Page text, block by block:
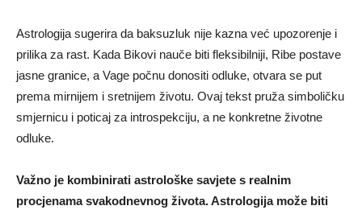
Astrologija sugerira da baksuzluk nije kazna već upozorenje i
prilika za rast. Kada Bikovi nauče biti fleksibilniji, Ribe postave
jasne granice, a Vage počnu donositi odluke, otvara se put
prema mirnijem i sretnijem životu. Ovaj tekst pruža simboličku
smjernicu i poticaj za introspekciju, a ne konkretne životne
odluke.
Važno je kombinirati astrološke savjete s realnim
procjenama svakodnevnog života. Astrologija može biti